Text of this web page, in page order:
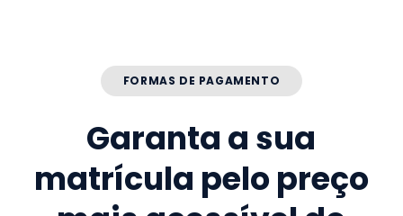
FORMAS DE PAGAMENTO
Garanta a sua
matrícula pelo preço